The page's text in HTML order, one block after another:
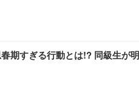
期すぎる行動とは!? 同級生が